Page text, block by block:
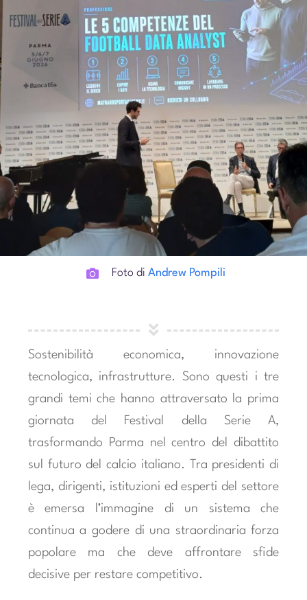
Foto di Andrew Pompili
Sostenibilità economica, innovazione
tecnologica, infrastrutture. Sono questi i tre
grandi temi che hanno attraversato la prima
giornata del Festival della Serie A,
trasformando Parma nel centro del dibattito
sul futuro del calcio italiano. Tra presidenti di
lega, dirigenti, istituzioni ed esperti del settore
è emersa l’immagine di un sistema che
continua a godere di una straordinaria forza
popolare ma che deve affrontare sfide
decisive per restare competitivo.